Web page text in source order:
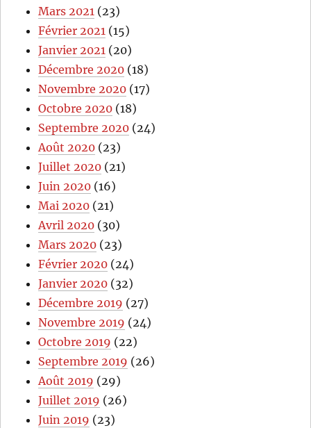
Mars 2021 (23)
Février 2021 (15)
Janvier 2021 (20)
Décembre 2020 (18)
Novembre 2020 (17)
Octobre 2020 (18)
Septembre 2020 (24)
Août 2020 (23)
Juillet 2020 (21)
Juin 2020 (16)
Mai 2020 (21)
Avril 2020 (30)
Mars 2020 (23)
Février 2020 (24)
Janvier 2020 (32)
Décembre 2019 (27)
Novembre 2019 (24)
Octobre 2019 (22)
Septembre 2019 (26)
Août 2019 (29)
Juillet 2019 (26)
Juin 2019 (23)